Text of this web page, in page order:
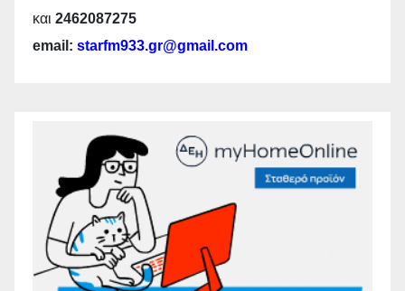
και 2462087275
email: starfm933.gr@gmail.com